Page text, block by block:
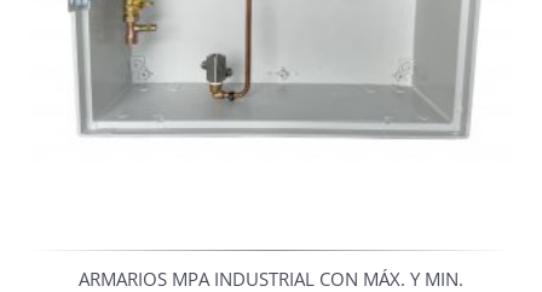
ARMARIOS MPA INDUSTRIAL CON MÁX. Y MIN.